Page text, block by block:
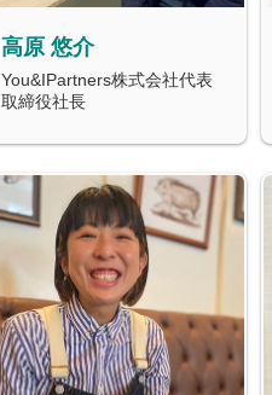
高原 悠介
You&IPartners株式会社代表
取締役社長